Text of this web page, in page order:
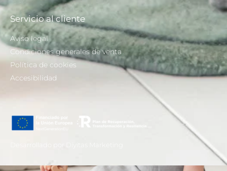
Servicio al cliente
Aviso legal
Condiciones generales de venta
Política de cookies
Accesibilidad